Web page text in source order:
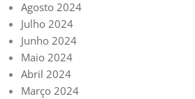
Agosto 2024
Julho 2024
Junho 2024
Maio 2024
Abril 2024
Março 2024